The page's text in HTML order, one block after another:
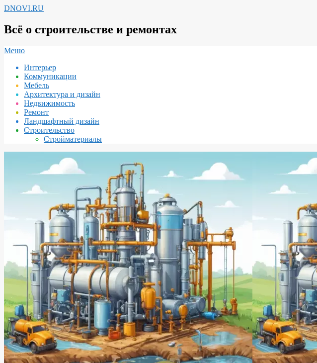
Перейти
содержимому
DNOVI.RU
Всё о строительстве и ремонтах
Вторичное
навигации
Меню
Интерьер
Коммуникации
Мебель
Архитектура и дизайн
Недвижимость
Ремонт
Ландшафтный дизайн
Строительство
Стройматериалы